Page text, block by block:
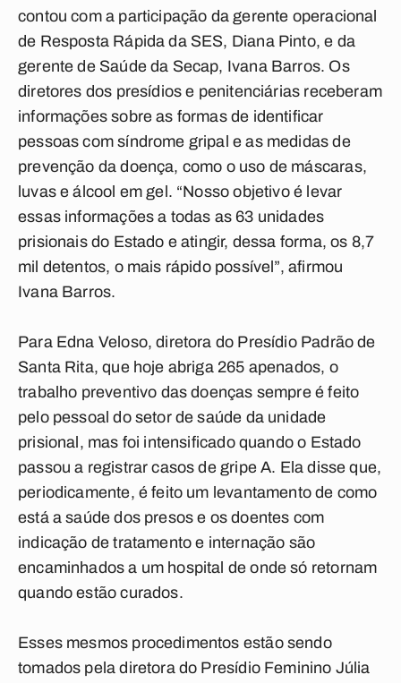
contou com a participação da gerente operacional
de Resposta Rápida da SES, Diana Pinto, e da
gerente de Saúde da Secap, Ivana Barros. Os
diretores dos presídios e penitenciárias receberam
informações sobre as formas de identificar
pessoas com síndrome gripal e as medidas de
prevenção da doença, como o uso de máscaras,
luvas e álcool em gel. “Nosso objetivo é levar
essas informações a todas as 63 unidades
prisionais do Estado e atingir, dessa forma, os 8,7
mil detentos, o mais rápido possível”, afirmou
Ivana Barros.
Para Edna Veloso, diretora do Presídio Padrão de
Santa Rita, que hoje abriga 265 apenados, o
trabalho preventivo das doenças sempre é feito
pelo pessoal do setor de saúde da unidade
prisional, mas foi intensificado quando o Estado
passou a registrar casos de gripe A. Ela disse que,
periodicamente, é feito um levantamento de como
está a saúde dos presos e os doentes com
indicação de tratamento e internação são
encaminhados a um hospital de onde só retornam
quando estão curados.
Esses mesmos procedimentos estão sendo
tomados pela diretora do Presídio Feminino Júlia